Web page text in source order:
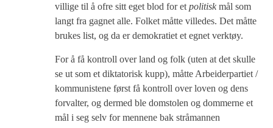
villige til å ofre sitt eget blod for et politisk mål som
langt fra gagnet alle. Folket måtte villedes. Det måtte
brukes list, og da er demokratiet et egnet verktøy.
For å få kontroll over land og folk (uten at det skulle
se ut som et diktatorisk kupp), måtte Arbeiderpartiet /
kommunistene først få kontroll over loven og dens
forvalter, og dermed ble domstolen og dommerne et
mål i seg selv for mennene bak stråmannen